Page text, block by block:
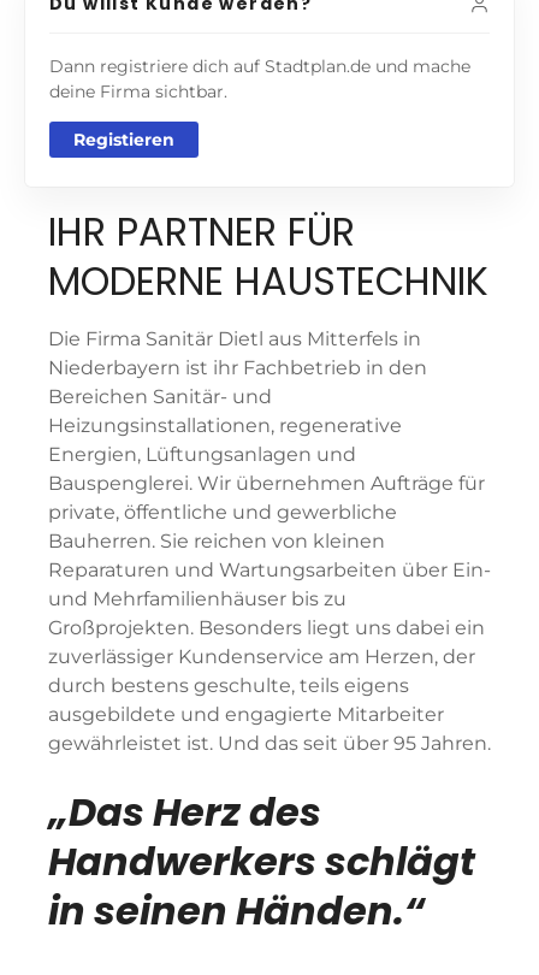
Dann registriere dich auf Stadtplan.de und mache
deine Firma sichtbar.
Registieren
IHR PARTNER FÜR
MODERNE HAUSTECHNIK
Die Firma Sanitär Dietl aus Mitterfels in
Niederbayern ist ihr Fachbetrieb in den
Bereichen Sanitär- und
Heizungsinstallationen, regenerative
Energien, Lüftungsanlagen und
Bauspenglerei. Wir übernehmen Aufträge für
private, öffentliche und gewerbliche
Bauherren. Sie reichen von kleinen
Reparaturen und Wartungsarbeiten über Ein-
und Mehrfamilienhäuser bis zu
Großprojekten. Besonders liegt uns dabei ein
zuverlässiger Kundenservice am Herzen, der
durch bestens geschulte, teils eigens
ausgebildete und engagierte Mitarbeiter
gewährleistet ist. Und das seit über 95 Jahren.
„Das Herz des
Handwerkers schlägt
in seinen Händen.“